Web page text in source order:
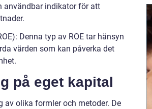
användbar indikator för att
Denna typ av ROE tar hänsyn
värden som kan påverka det
på eget kapital
olika formler och metoder. De